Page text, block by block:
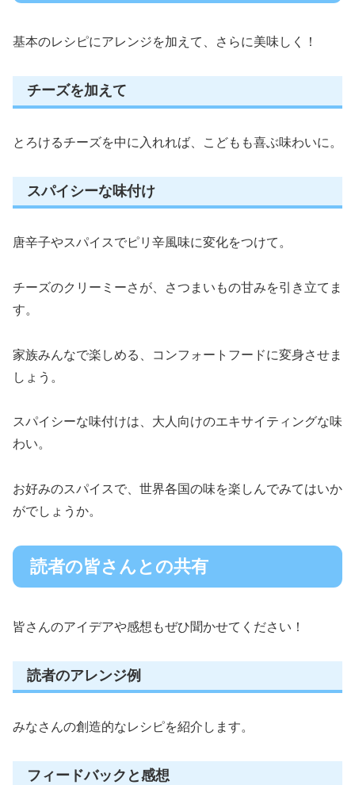
基本のレシピにアレンジを加えて、さらに美味しく！
チーズを加えて
とろけるチーズを中に入れれば、こどもも喜ぶ味わいに。
スパイシーな味付け
唐辛子やスパイスでピリ辛風味に変化をつけて。
チーズのクリーミーさが、さつまいもの甘みを引き立てま
す。
家族みんなで楽しめる、コンフォートフードに変身させま
しょう。
スパイシーな味付けは、大人向けのエキサイティングな味
わい。
お好みのスパイスで、世界各国の味を楽しんでみてはいか
がでしょうか。
読者の皆さんとの共有
皆さんのアイデアや感想もぜひ聞かせてください！
読者のアレンジ例
みなさんの創造的なレシピを紹介します。
フィードバックと感想